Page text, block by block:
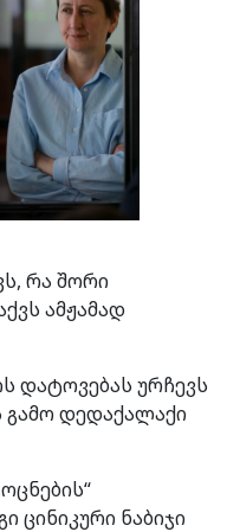
რა შორი
ამჟამად
დატოვებას ურჩევს
გამო დედაქალაქი
ცინიკური ნაბიჯი